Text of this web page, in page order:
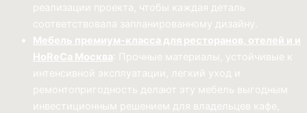
реализации проекта, чтобы каждая деталь
соответствовала запланированному дизайну.
Мебель премиум-класса для ресторанов, отелей и и
HoReCa Москва : Прочные материалы, устойчивые к
интенсивной эксплуатации, легкий уход и
ремонтопригодность делают эту мебель выгодным
инвестиционным решением для владельцев кафе,